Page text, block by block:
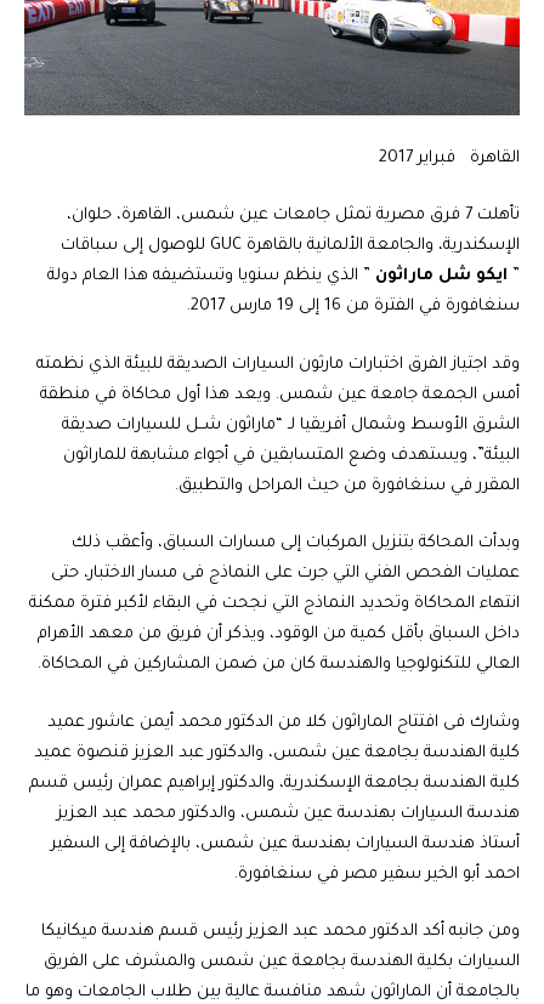
القاهرة فبراير 2017
تأهلت 7 فرق مصرية تمثل جامعات عين شمس، القاهرة، حلوان،
الإسكندرية، والجامعة الألمانية بالقاهرة GUC للوصول إلى سباقات
” ايكو شل ماراثون ” الذي ينظم سنويا وتستضيفه هذا العام دولة
سنغافورة في الفترة من 16 إلى 19 مارس 2017.
وقد اجتياز الفرق اختبارات مارثون السيارات الصديقة للبيئة الذي نظمته
أمس الجمعة جامعة عين شمس. ويعد هذا أول محاكاة في منطقة
الشرق الأوسط وشمال أفريقيا لـ “ماراثون شــل للسيارات صديقة
البيئة”، ويستهدف وضع المتسابقين في أجواء مشابهة للماراثون
المقرر في سنغافورة من حيث المراحل والتطبيق.
وبدأت المحاكة بتنزيل المركبات إلى مسارات السباق، وأعقب ذلك
عمليات الفحص الفني التي جرت على النماذج فى مسار الاختبار، حتى
انتهاء المحاكاة وتحديد النماذج التي نجحت في البقاء لأكبر فترة ممكنة
داخل السباق بأقل كمية من الوقود، ويذكر أن فريق من معهد الأهرام
العالي للتكنولوجيا والهندسة كان من ضمن المشاركين في المحاكاة.
وشارك فى افتتاح الماراثون كلا من الدكتور محمد أيمن عاشور عميد
كلية الهندسة بجامعة عين شمس، والدكتور عبد العزيز قنصوة عميد
كلية الهندسة بجامعة الإسكندرية، والدكتور إبراهيم عمران رئيس قسم
هندسة السيارات بهندسة عين شمس، والدكتور محمد عبد العزيز
أستاذ هندسة السيارات بهندسة عين شمس، بالإضافة إلى السفير
احمد أبو الخير سفير مصر في سنغافورة.
ومن جانبه أكد الدكتور محمد عبد العزيز رئيس قسم هندسة ميكانيكا
السيارات بكلية الهندسة بجامعة عين شمس والمشرف على الفريق
بالجامعة أن الماراثون شهد منافسة عالية بين طلاب الجامعات وهو ما